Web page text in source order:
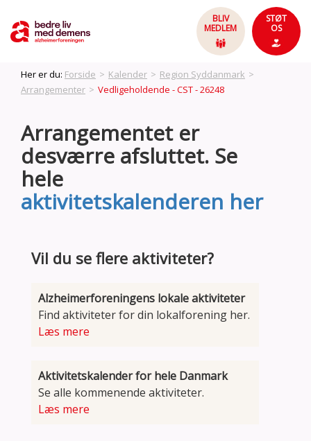
BLIV
MEDLEM
STØT
OS
Her er du: Forside > Kalender > Region Syddanmark >
Arrangementer > Vedligeholdende - CST - 26248
Arrangementet er
desværre afsluttet. Se
hele
aktivitetskalenderen her
Vil du se flere aktiviteter?
Alzheimerforeningens lokale aktiviteter
Find aktiviteter for din lokalforening her.
Læs mere
Aktivitetskalender for hele Danmark
Se alle kommenende aktiviteter.
Læs mere